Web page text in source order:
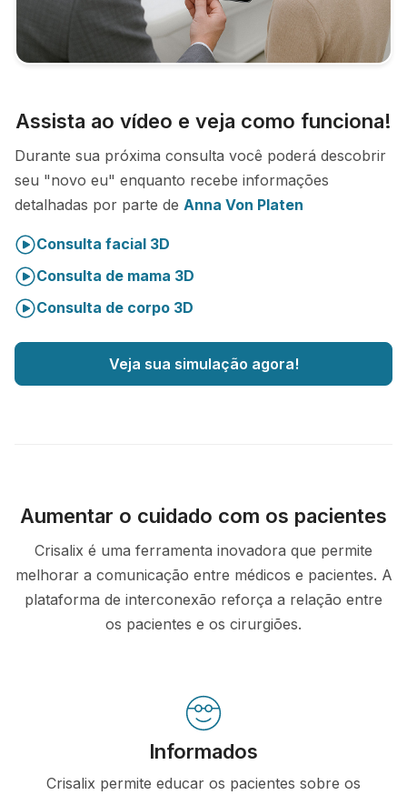
Assista ao vídeo e veja como funciona!
Durante sua próxima consulta você poderá descobrir
seu "novo eu" enquanto recebe informações
detalhadas por parte de Anna Von Platen
Consulta facial 3D
Consulta de mama 3D
Consulta de corpo 3D
Veja sua simulação agora!
Aumentar o cuidado com os pacientes
Crisalix é uma ferramenta inovadora que permite
melhorar a comunicação entre médicos e pacientes. A
plataforma de interconexão reforça a relação entre
os pacientes e os cirurgiões.
Informados
Crisalix permite educar os pacientes sobre os